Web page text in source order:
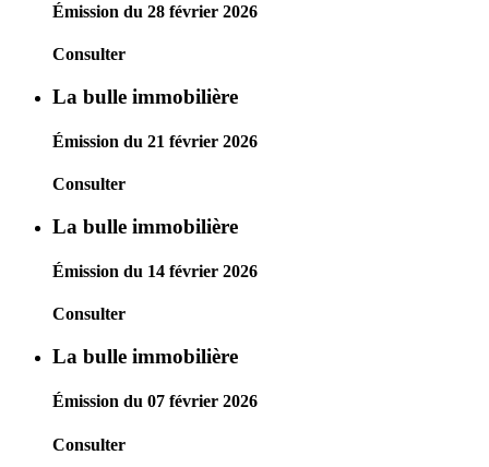
Émission du 28 février 2026
Consulter
La bulle immobilière
Émission du 21 février 2026
Consulter
La bulle immobilière
Émission du 14 février 2026
Consulter
La bulle immobilière
Émission du 07 février 2026
Consulter